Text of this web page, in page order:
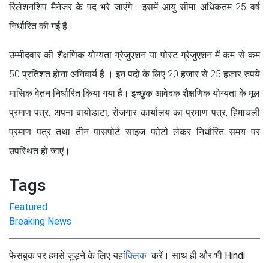
रिलेशनशिप मैनेजर के पद भरे जाएंगे। इसमें आयु सीमा अधिकतम 25 वर्ष
निर्धारित की गई है।
उम्मीदवार की शैक्षणिक योग्यता ग्रेजुएशन या पोस्ट ग्रेजुएशन में कम से कम
50 प्रतिशत होना अनिवार्य है । इन पदों के लिए 20 हजार से 25 हजार रुपये
मासिक वेतन निर्धारित किया गया है। इच्छुक आवेदक शैक्षणिक योग्यता के मूल
प्रमाण पत्र, अपना बायोडाटा, रोजगार कार्यालय का प्रमाण पत्र, हिमाचली
प्रमाण पत्र तथा तीन पासपोर्ट साइज फोटो लेकर निर्धारित समय पर
उपस्थित हो जाएं।
Tags
Featured
Breaking News
फेसबुक पर हमसे जुड़ने के लिए यहांक्लिककरें। साथ ही और भी Hindi